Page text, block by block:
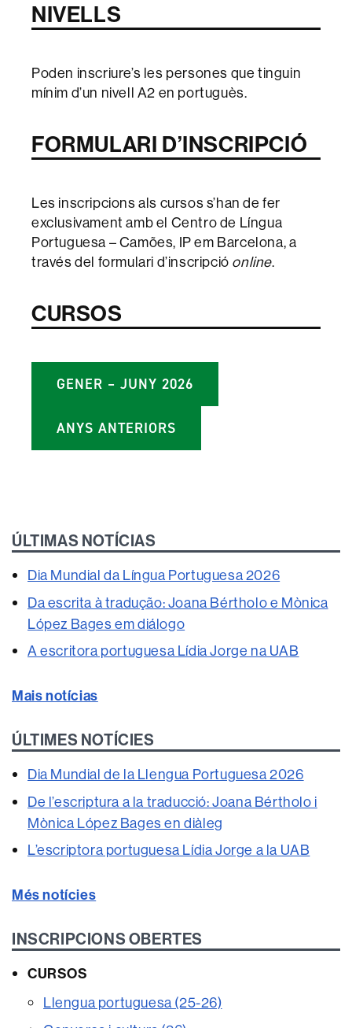
NIVELLS
Poden inscriure’s les persones que tinguin
mínim d’un nivell A2 en portuguès.
FORMULARI D’INSCRIPCIÓ
Les inscripcions als cursos s’han de fer
exclusivament amb el Centro de Língua
Portuguesa – Camões, IP em Barcelona, a
través del formulari d’inscripció online.
CURSOS
GENER – JUNY 2026
ANYS ANTERIORS
ÚLTIMAS NOTÍCIAS
Dia Mundial da Língua Portuguesa 2026
Da escrita à tradução: Joana Bértholo e Mònica
López Bages em diálogo
A escritora portuguesa Lídia Jorge na UAB
Mais notícias
ÚLTIMES NOTÍCIES
Dia Mundial de la Llengua Portuguesa 2026
De l’escriptura a la traducció: Joana Bértholo i
Mònica López Bages en diàleg
L’escriptora portuguesa Lídia Jorge a la UAB
Més notícies
INSCRIPCIONS OBERTES
CURSOS
Llengua portuguesa (25-26)